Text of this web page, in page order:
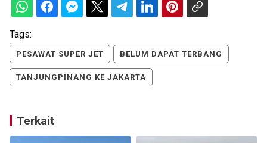
Tags:
PESAWAT SUPER JET BELUM DAPAT TERBANG
TANJUNGPINANG KE JAKARTA
Terkait